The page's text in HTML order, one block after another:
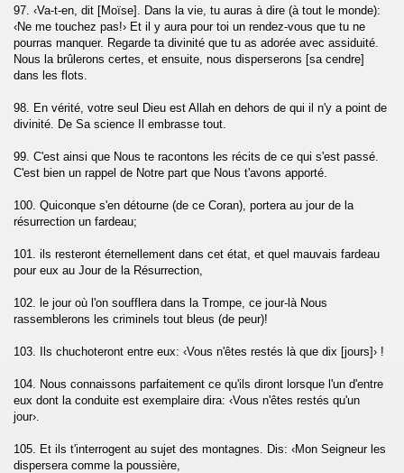
97. ‹Va-t-en, dit [Moïse]. Dans la vie, tu auras à dire (à tout le monde):
‹Ne me touchez pas!› Et il y aura pour toi un rendez-vous que tu ne
pourras manquer. Regarde ta divinité que tu as adorée avec assiduité.
Nous la brûlerons certes, et ensuite, nous disperserons [sa cendre]
dans les flots.
98. En vérité, votre seul Dieu est Allah en dehors de qui il n'y a point de
divinité. De Sa science Il embrasse tout.
99. C'est ainsi que Nous te racontons les récits de ce qui s'est passé.
C'est bien un rappel de Notre part que Nous t'avons apporté.
100. Quiconque s'en détourne (de ce Coran), portera au jour de la
résurrection un fardeau;
101. ils resteront éternellement dans cet état, et quel mauvais fardeau
pour eux au Jour de la Résurrection,
102. le jour où l'on soufflera dans la Trompe, ce jour-là Nous
rassemblerons les criminels tout bleus (de peur)!
103. Ils chuchoteront entre eux: ‹Vous n'êtes restés là que dix [jours]› !
104. Nous connaissons parfaitement ce qu'ils diront lorsque l'un d'entre
eux dont la conduite est exemplaire dira: ‹Vous n'êtes restés qu'un
jour›.
105. Et ils t'interrogent au sujet des montagnes. Dis: ‹Mon Seigneur les
dispersera comme la poussière,